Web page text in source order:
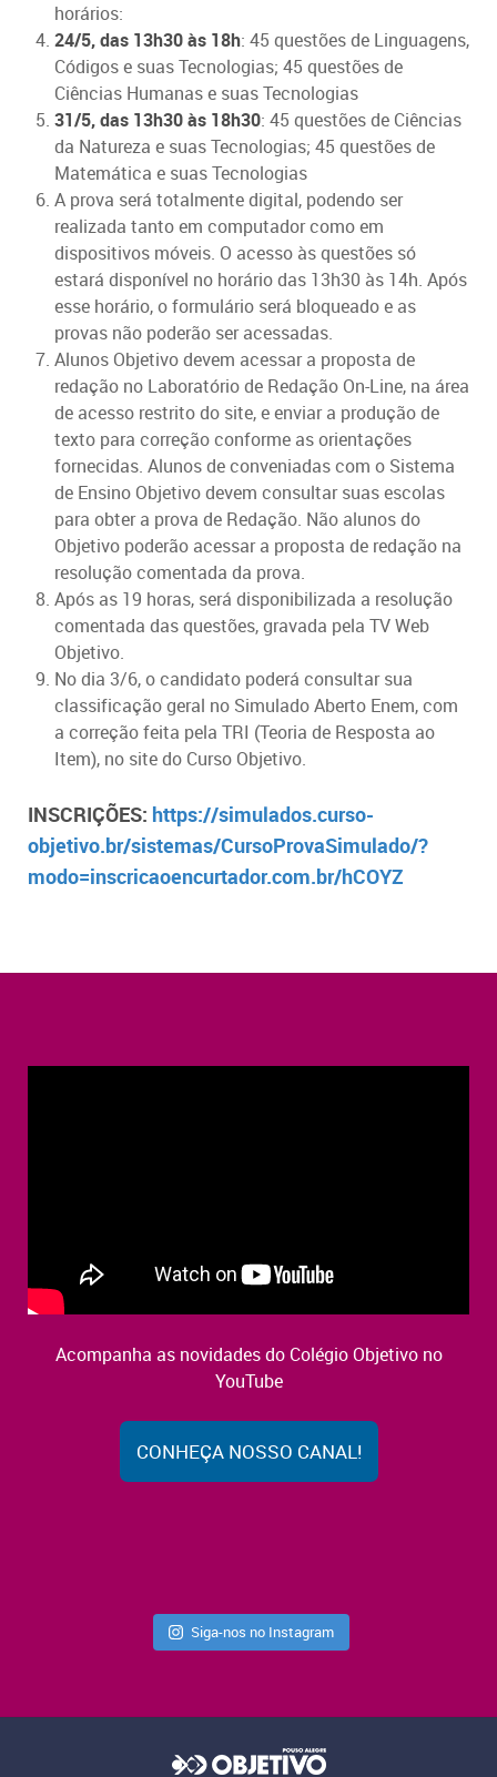
horários:
24/5, das 13h30 às 18h: 45 questões de Linguagens,
Códigos e suas Tecnologias; 45 questões de
Ciências Humanas e suas Tecnologias
31/5, das 13h30 às 18h30: 45 questões de Ciências
da Natureza e suas Tecnologias; 45 questões de
Matemática e suas Tecnologias
A prova será totalmente digital, podendo ser
realizada tanto em computador como em
dispositivos móveis. O acesso às questões só
estará disponível no horário das 13h30 às 14h. Após
esse horário, o formulário será bloqueado e as
provas não poderão ser acessadas.
Alunos Objetivo devem acessar a proposta de
redação no Laboratório de Redação On-Line, na área
de acesso restrito do site, e enviar a produção de
texto para correção conforme as orientações
fornecidas. Alunos de conveniadas com o Sistema
de Ensino Objetivo devem consultar suas escolas
para obter a prova de Redação. Não alunos do
Objetivo poderão acessar a proposta de redação na
resolução comentada da prova.
Após as 19 horas, será disponibilizada a resolução
comentada das questões, gravada pela TV Web
Objetivo.
No dia 3/6, o candidato poderá consultar sua
classificação geral no Simulado Aberto Enem, com
a correção feita pela TRI (Teoria de Resposta ao
Item), no site do Curso Objetivo.
INSCRIÇÕES: https://simulados.curso-
objetivo.br/sistemas/CursoProvaSimulado/?
modo=inscricaoencurtador.com.br/hCOYZ
Acompanha as novidades do Colégio Objetivo no
YouTube
CONHEÇA NOSSO CANAL!
Siga-nos no Instagram